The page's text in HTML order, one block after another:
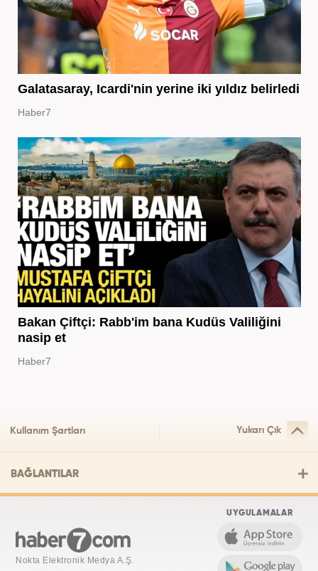
Galatasaray, Icardi'nin yerine iki yıldız belirledi
Haber7
Bakan Çiftçi: Rabb'im bana Kudüs Valiliğini
nasip et
Haber7
Kullanım Şartları Yukarı Çık
BAĞLANTILAR
Nokta Elektronik Medya A.Ş.
UYGULAMALAR